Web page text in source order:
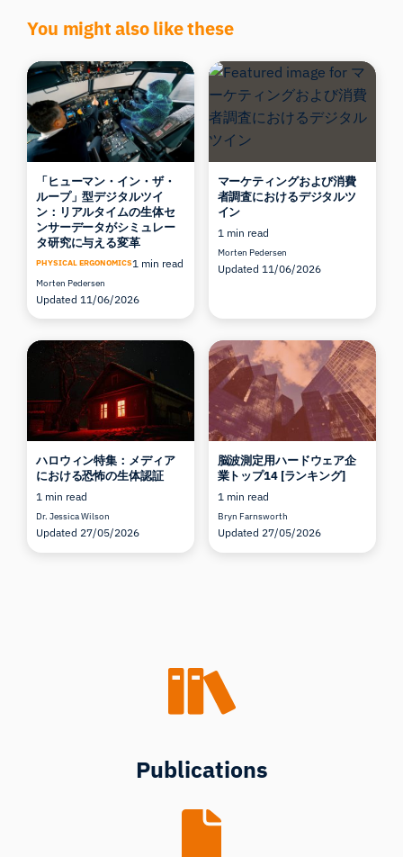
You might also like these
「ヒューマン・イン・ザ・
ループ」型デジタルツイ
ン：リアルタイムの生体セ
ンサーデータがシミュレー
タ研究に与える変革
PHYSICAL ERGONOMICS1 min read
Morten Pedersen
Updated 11/06/2026
マーケティングおよび消費
者調査におけるデジタルツ
イン
1 min read
Morten Pedersen
Updated 11/06/2026
ハロウィン特集：メディア
における恐怖の生体認証
1 min read
Dr. Jessica Wilson
Updated 27/05/2026
脳波測定用ハードウェア企
業トップ14 [ランキング]
1 min read
Bryn Farnsworth
Updated 27/05/2026
Publications